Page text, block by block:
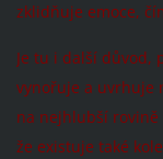
zklidňuje emoce,
Je tu i další důvod,
vynořuje a uvrhuje
na nejhlubší
že existuje také